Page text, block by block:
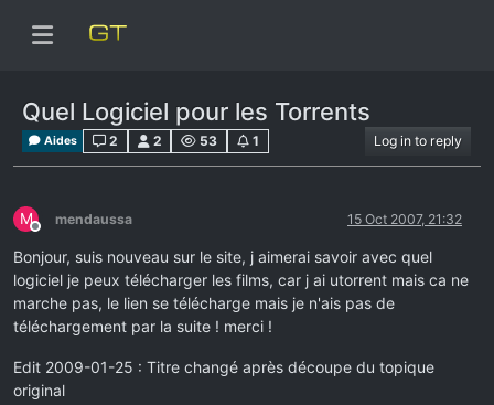
Quel Logiciel pour les Torrents
Aides 2 2 53 1 Log in to reply
M
Offline
mendaussa 15 Oct 2007, 21:32
Bonjour, suis nouveau sur le site, j aimerai savoir avec quel
logiciel je peux télécharger les films, car j ai utorrent mais ca ne
marche pas, le lien se télécharge mais je n'ais pas de
téléchargement par la suite ! merci !
Edit 2009-01-25 : Titre changé après découpe du topique
original